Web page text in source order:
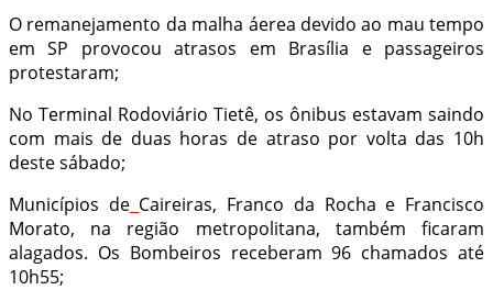
O remanejamento da malha áerea devido ao mau tempo
em SP provocou atrasos em Brasília e passageiros
protestaram;
No Terminal Rodoviário Tietê, os ônibus estavam saindo
com mais de duas horas de atraso por volta das 10h
deste sábado;
Municípios de Caireiras, Franco da Rocha e Francisco
Morato, na região metropolitana, também ficaram
alagados. Os Bombeiros receberam 96 chamados até
10h55;